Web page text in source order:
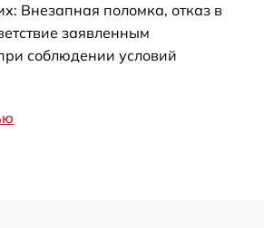
Внезапная поломка, отказ в
заявленным
соблюдении условий